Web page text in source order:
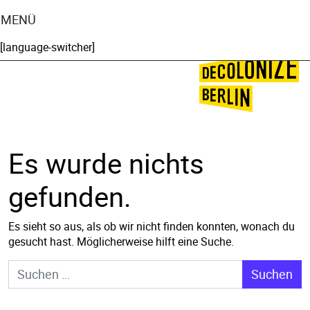
🌍
🌞
MENÜ
[language-switcher]
Es wurde nichts
gefunden.
Es sieht so aus, als ob wir nicht finden konnten, wonach du
gesucht hast. Möglicherweise hilft eine Suche.
Suche nach: